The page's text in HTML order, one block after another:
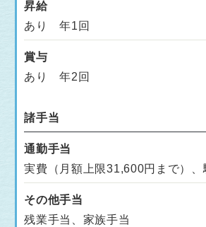
昇給
あり 年1回
賞与
あり 年2回
諸手当
通勤手当
実費（月額上限31,600円まで）、
その他手当
残業手当、家族手当